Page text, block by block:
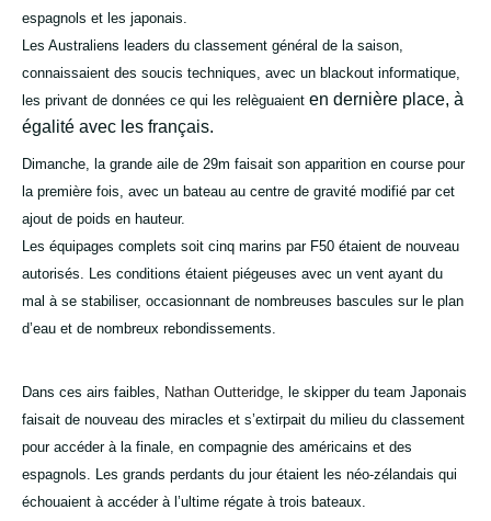
espagnols et les japonais.
Les Australiens leaders du classement général de la saison,
connaissaient des soucis techniques, avec un blackout informatique,
les privant de données ce qui les relèguaient en dernière place, à
égalité avec les français.
Dimanche, la grande aile de 29m faisait son apparition en course pour
la première fois, avec un bateau au centre de gravité modifié par cet
ajout de poids en hauteur.
Les équipages complets soit cinq marins par F50 étaient de nouveau
autorisés. Les conditions étaient piégeuses avec un vent ayant du
mal à se stabiliser, occasionnant de nombreuses bascules sur le plan
d’eau et de nombreux rebondissements.
Dans ces airs faibles, Nathan Outteridge , le skipper du team Japonais
faisait de nouveau des miracles et s’extirpait du milieu du classement
pour accéder à la finale, en compagnie des américains et des
espagnols. Les grands perdants du jour étaient les néo-zélandais qui
échouaient à accéder à l’ultime régate à trois bateaux.